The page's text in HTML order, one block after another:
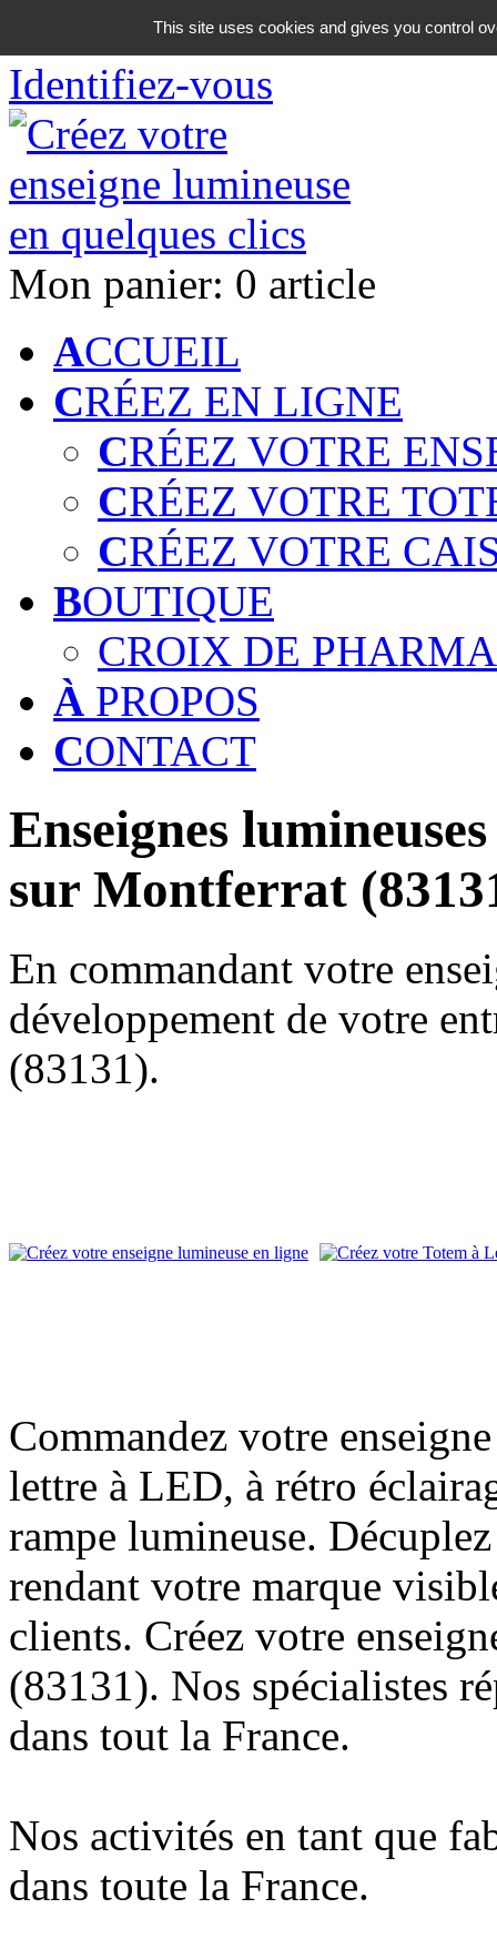
06 18 42 08 59
Identifiez-vous
Mon panier: 0 article
ACCUEIL
CRÉEZ EN LIGNE
CRÉEZ VOTRE
CRÉEZ VOTRE
CRÉEZ VOTRE
BOUTIQUE
CROIX DE
À PROPOS
CONTACT
Enseignes
sur Montferrat
En commandant votre
développement de votre
(83131).
Commandez votre
lettre à LED, à rétro
rampe lumineuse.
rendant votre marque
clients. Créez votre
(83131). Nos spécialistes
dans tout la France.
Nos activités en tant que
dans toute la France.
This site uses cookies and gives you control